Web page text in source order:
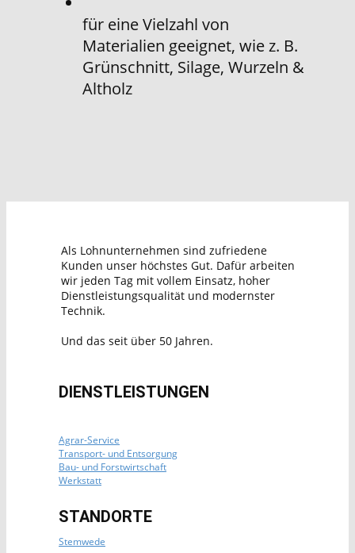
für eine Vielzahl von
Materialien geeignet, wie z. B.
Grünschnitt, Silage, Wurzeln &
Altholz
Als Lohnunternehmen sind zufriedene
Kunden unser höchstes Gut. Dafür arbeiten
wir jeden Tag mit vollem Einsatz, hoher
Dienstleistungsqualität und modernster
Technik.
Und das seit über 50 Jahren.
DIENSTLEISTUNGEN
Agrar-Service
Transport- und Entsorgung
Bau- und Forstwirtschaft
Werkstatt
STANDORTE
Stemwede